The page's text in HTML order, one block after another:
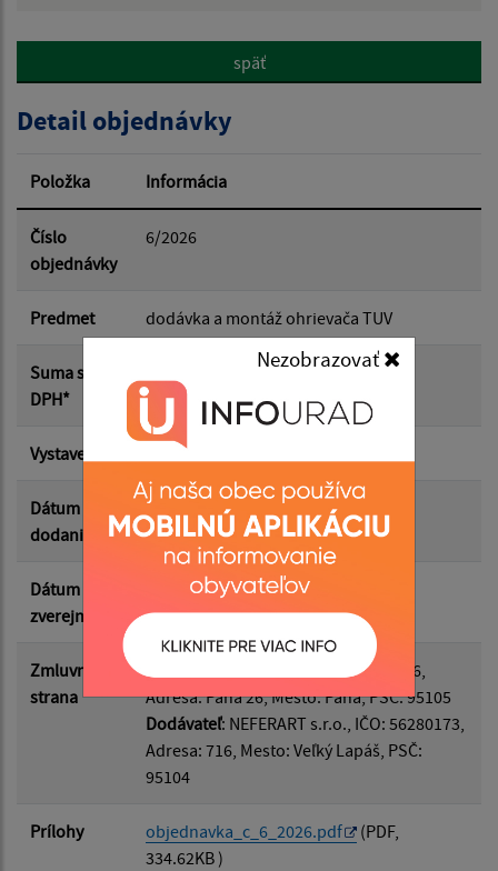
Nezobrazovať
Hľadať v:
Dátum od:
Dátum do:
Suma od:
Suma do:
späť
Detail objednávky
Položka Informácia
Číslo
objednávky
6/2026
Predmet dodávka a montáž ohrievača TUV
Suma s
DPH*
Vystavená 26.06.2026
Dátum
dodania
29.06.2026
Dátum
zverejnenia
29.06.2026
Zmluvná
strana
: Obec Paňa, IČO: 00308366,
Adresa: Paňa 26, Mesto: Paňa, PSČ: 95105
Dodávateľ: NEFERART s.r.o., IČO: 56280173,
Adresa: 716, Mesto: Veľký Lapáš, PSČ:
95104
Prílohy objednavka_c_6_2026.pdf
(PDF,
334.62KB )